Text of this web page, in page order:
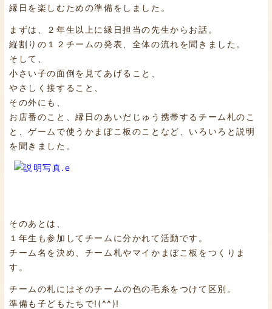
縁日を楽しむための準備をしました。
まずは、２年生以上に縁日担当の先生からお話。
縦割りの１２チームの発表、全体の流れを聞きました。
そして、
小さい子の面倒を見てあげること、
やさしく接すること、
その外にも、
お店番のこと、縁日のあいだじゅう携帯するチーム札のこ
と、ゲームで使うかまぼこ板のことなど、いろいろと説明
を聞きました。
そのあとは、
１年生も参加してチームに分かれて活動です。
チーム名を決め、チーム札やマイかまぼこ板をつくりま
す。
チームの札にはそのチームの色の毛糸をつけて区別。
準備も子どもたちで!(^^)!